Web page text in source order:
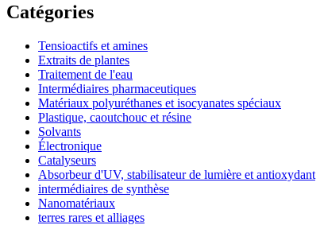
Catégories
Tensioactifs et amines
Extraits de plantes
Traitement de l'eau
Intermédiaires pharmaceutiques
Matériaux polyuréthanes et isocyanates spéciaux
Plastique, caoutchouc et résine
Solvants
Électronique
Catalyseurs
Absorbeur d'UV, stabilisateur de lumière et antioxydant
intermédiaires de synthèse
Nanomatériaux
terres rares et alliages